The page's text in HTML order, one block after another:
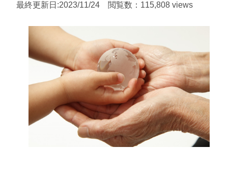
最終更新日:2023/11/24 閲覧数：115,808 views